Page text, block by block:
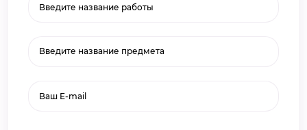
Введите название предмета